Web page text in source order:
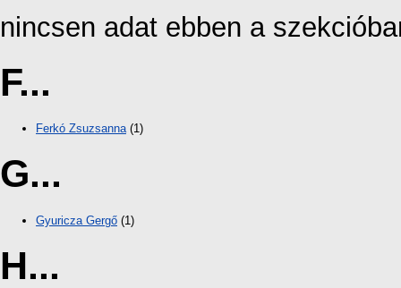
nincsen adat ebben a
F...
Ferkó Zsuzsanna(1)
G...
Gyuricza Gergő (1)
H...